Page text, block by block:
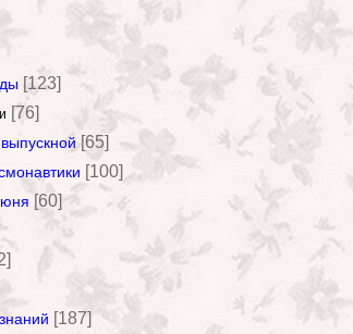
[123]
[76]
[65]
[100]
[60]
[187]